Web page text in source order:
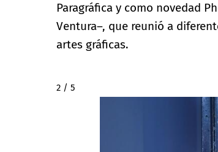
Paragráfica y como novedad
Ventura–, que reunió a
artes gráficas.
2 / 5